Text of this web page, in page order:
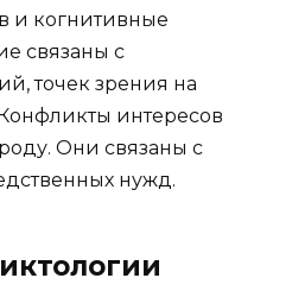
и когнитивные
связаны с
точек зрения на
интересов
Они связаны с
нужд.